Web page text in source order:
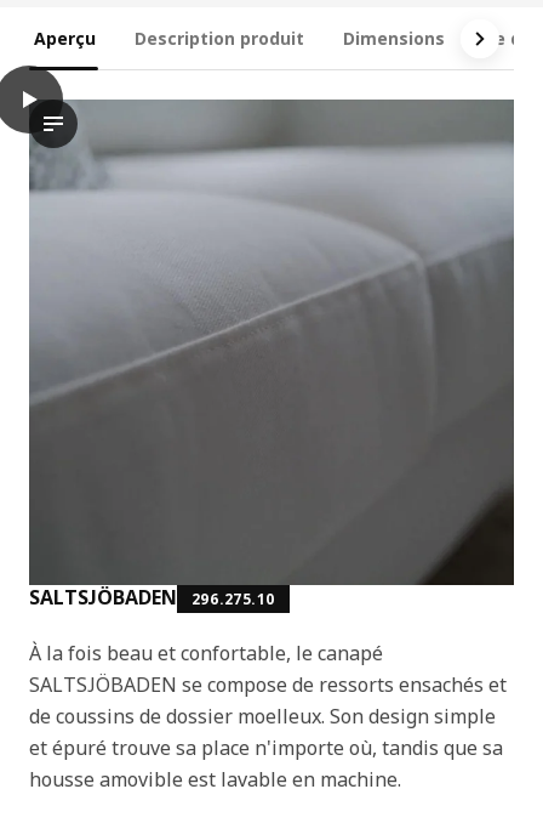
Aperçu Description produit Dimensions Ce
SALTSJÖBADEN 296.275.10
À la fois beau et confortable, le canapé
SALTSJÖBADEN se compose de ressorts ensachés et
de coussins de dossier moelleux. Son design simple
et épuré trouve sa place n'importe où, tandis que sa
housse amovible est lavable en machine.
play
La vidéo présente une démonstration de l’inclinaison et de
SALTSJÖBADEN Canapé 3 places, Fridtuna jaune